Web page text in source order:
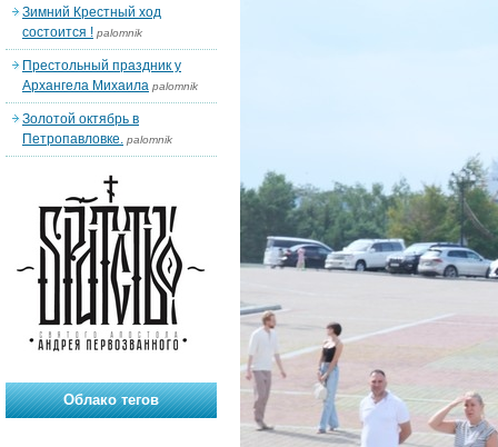
Зимний Крестный ход
состоится ! palomnik
Престольный праздник у
Архангела Михаила palomnik
Золотой октябрь в
Петропавловке. palomnik
Облако тегов